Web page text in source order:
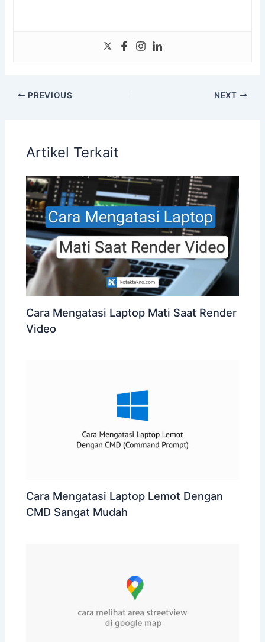
PREVIOUS NEXT
Artikel Terkait
Cara Mengatasi Laptop Mati Saat Render
Video
Cara Mengatasi Laptop Lemot Dengan
CMD Sangat Mudah